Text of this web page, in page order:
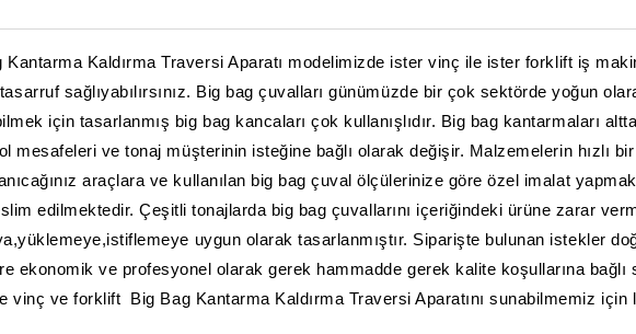
Kaldırma Traversi Aparatı modelimizde ister vinç ile ister forklift iş
sağlıyabılırsınız. Big bag çuvalları günümüzde bir çok sektörde yoğun
için tasarlanmış big bag kancaları çok kullanışlıdır. Big bag kantarmaları
mesafeleri ve tonaj müşterinin isteğine bağlı olarak değişir. Malzemelerin hızlı
araçlara ve kullanılan big bag çuval ölçülerinize göre özel imalat
edilmektedir. Çeşitli tonajlarda big bag çuvallarını içeriğindeki ürüne zarar
uygun olarak tasarlanmıştır. Siparişte bulunan istekler
ekonomik ve profesyonel olarak gerek hammadde gerek kalite koşullarına
vinç ve forklift Big Bag Kantarma Kaldırma Traversi Aparatını sunabilmemiz için